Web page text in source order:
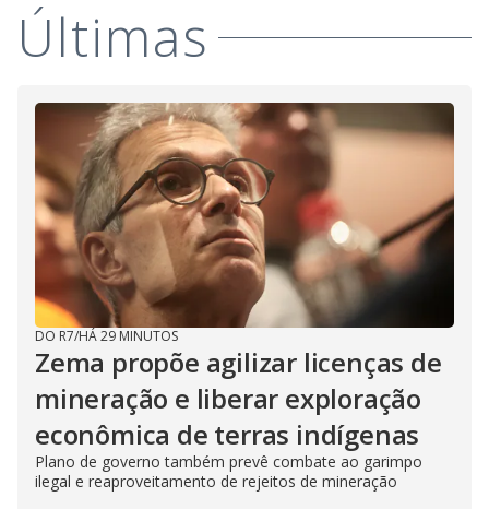
Últimas
DO R7/HÁ 29 MINUTOS
Zema propõe agilizar licenças de
mineração e liberar exploração
econômica de terras indígenas
Plano de governo também prevê combate ao garimpo
ilegal e reaproveitamento de rejeitos de mineração